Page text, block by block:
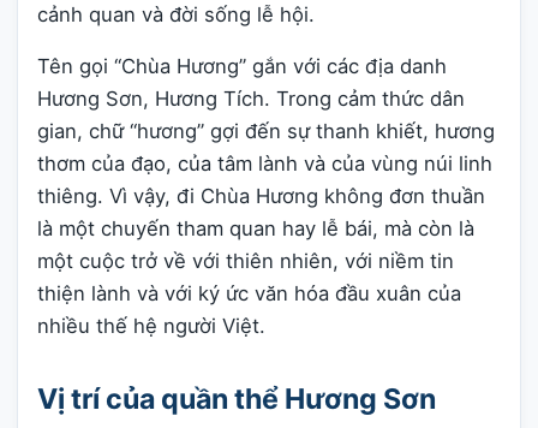
cảnh quan và đời sống lễ hội.
Tên gọi “Chùa Hương” gắn với các địa danh
Hương Sơn, Hương Tích. Trong cảm thức dân
gian, chữ “hương” gợi đến sự thanh khiết, hương
thơm của đạo, của tâm lành và của vùng núi linh
thiêng. Vì vậy, đi Chùa Hương không đơn thuần
là một chuyến tham quan hay lễ bái, mà còn là
một cuộc trở về với thiên nhiên, với niềm tin
thiện lành và với ký ức văn hóa đầu xuân của
nhiều thế hệ người Việt.
Vị trí của quần thể Hương Sơn